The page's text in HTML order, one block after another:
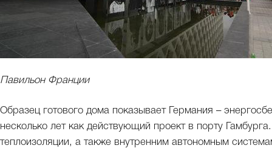
Павильон Франции
Образец готового дома показывает Германия –
несколько лет как действующий проект в порту
теплоизоляции, а также внутренним автономным